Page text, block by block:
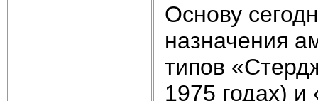
Основу
назначения
типов
1975 годах)